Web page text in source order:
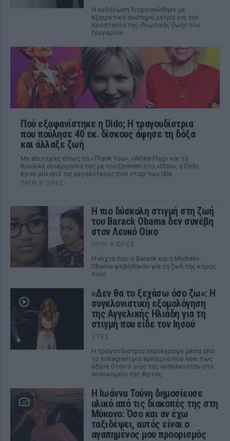
Η εκδήλωση διοργανώθηκε με
εξαιρετικά αυστηρά μέτρα για την
προστασία της ιδιωτικής ζωής του
ζευγαριού
Πού εξαφανίστηκε η Dido; Η τραγουδίστρια
που πούλησε 40 εκ. δίσκους άφησε τη δόξα
και άλλαξε ζωή
Με επιτυχίες όπως τα «Thank You», «White Flag» και τη
θρυλική συνεργασία της με τον Eminem στο «Stan», η Dido
έγινε μία από τις μεγαλύτερες ποπ σταρ των 00s
ΠΡΙΝ 9 ΏΡΕΣ
Η πιο δύσκολη στιγμή στη ζωή
του Barack Obama δεν συνέβη
στον Λευκό Οίκο
ΠΡΙΝ 9 ΏΡΕΣ
Η νύχτα που ο Barack και η Michelle
Obama φοβήθηκαν για τη ζωή της κόρης
τους
«Δεν θα το ξεχάσω όσο ζω»: Η
συγκλονιστική εξομολόγηση
της Αγγελικής Ηλιάδη για τη
στιγμή που είδε τον Ιησού
ΧΤΕΣ
Η τραγουδίστρια περιέγραψε μέσα από
το Instagram μια εμπειρία που λέει πως
έζησε όταν ο γιος της νοσηλευόταν στο
νοσοκομείο της Αρτας.
Η Ιωάννα Τούνη δημοσίευσε
υλικό από τις διακοπές της στη
Μύκονο: Όσο και αν έχω
ταξιδέψει, αυτός είναι ο
αγαπημένος μου προορισμός